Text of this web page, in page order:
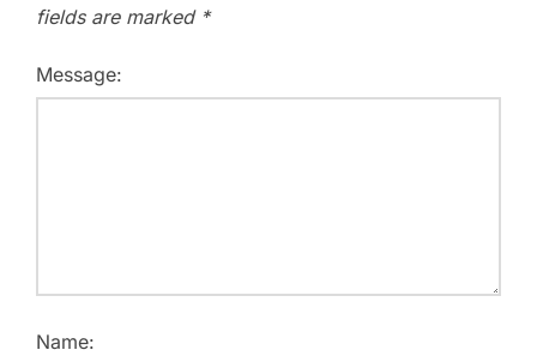
fields are marked *
Message:
Name: